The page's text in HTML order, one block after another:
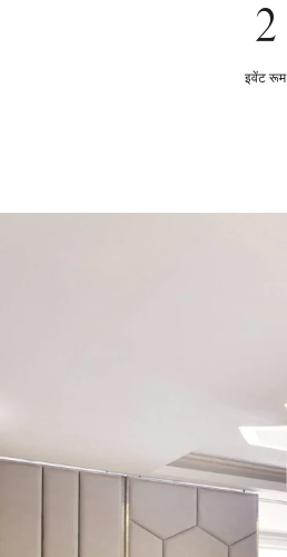
2
इवेंट रूम